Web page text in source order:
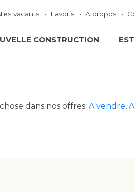
vacants Favoris À propos
CONSTRUCTION
dans nos offres. A vendre,